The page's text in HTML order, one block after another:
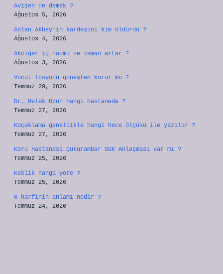
Avişen ne demek ?
Ağustos 5, 2026
Aslan Akbey’in kardeşini kim öldürdü ?
Ağustos 4, 2026
Akciğer iç hacmi ne zaman artar ?
Ağustos 3, 2026
Vücut losyonu güneşten korur mu ?
Temmuz 29, 2026
Dr. Melek Uzun hangi hastanede ?
Temmuz 27, 2026
Koçaklama genellikle hangi hece ölçüsü ile yazılır ?
Temmuz 27, 2026
Koru Hastanesi Çukurambar SGK Anlaşması var mı ?
Temmuz 25, 2026
Keklik hangi yöre ?
Temmuz 25, 2026
6 harfinin anlamı nedir ?
Temmuz 24, 2026